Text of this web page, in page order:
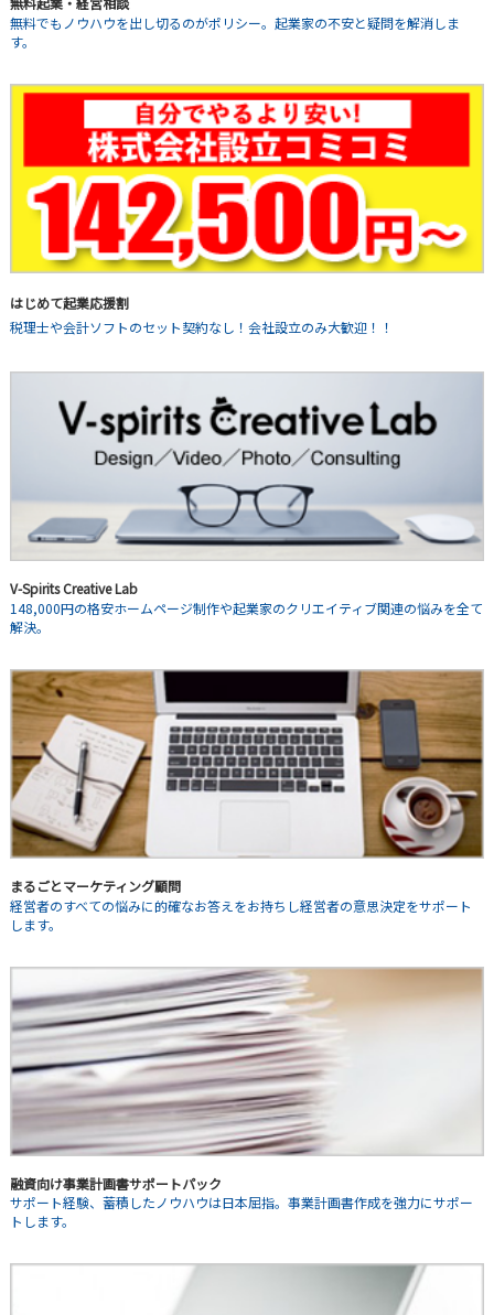
無料でもノウハウを出し切るのがポリシー。起業家の不安と疑問を解消しま
す。
はじめて起業応援割
税理士や会計ソフトのセット契約なし！会社設立のみ大歓迎！！
V-Spirits Creative Lab
148,000円の格安ホームページ制作や起業家のクリエイティブ関連の悩みを全て
解決。
まるごとマーケティング顧問
経営者のすべての悩みに的確なお答えをお持ちし経営者の意思決定をサポート
します。
融資向け事業計画書サポートパック
サポート経験、蓄積したノウハウは日本屈指。事業計画書作成を強力にサポー
トします。